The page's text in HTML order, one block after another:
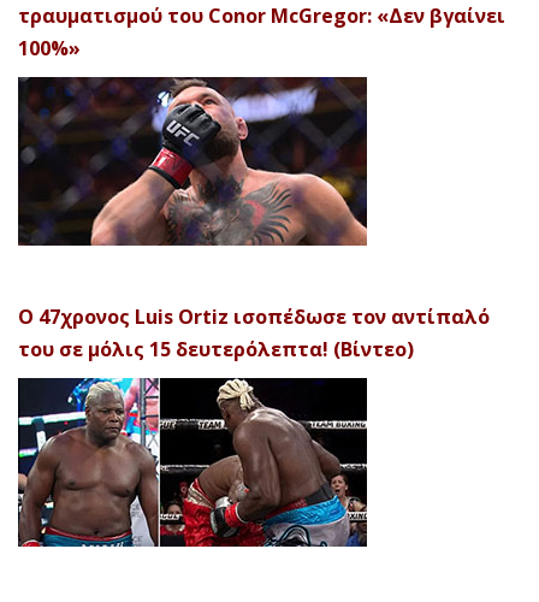
τραυματισμού του Conor McGregor: «Δεν βγαίνει
100%»
Ο 47χρονος Luis Ortiz ισοπέδωσε τον αντίπαλό
του σε μόλις 15 δευτερόλεπτα! (Βίντεο)